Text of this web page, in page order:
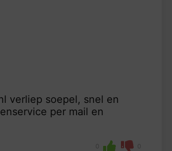
verliep soepel, snel en
per mail en
0 0